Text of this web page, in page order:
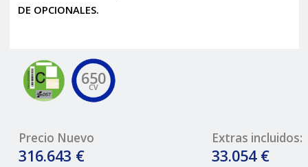
DE OPCIONALES.
650
CV
Precio Nuevo
316.643 €
Extras incluidos:
33.054 €